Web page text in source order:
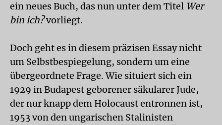
ein neues Buch, das nun unter dem Titel Wer
bin ich?vorliegt.
Doch geht es in diesem präzisen Essay nicht
um Selbstbespiegelung, sondern um eine
übergeordnete Frage. Wie situiert sich ein
1929 in Budapest geborener säkularer Jude,
der nur knapp dem Holocaust entronnen ist,
1953 von den ungarischen Stalinisten